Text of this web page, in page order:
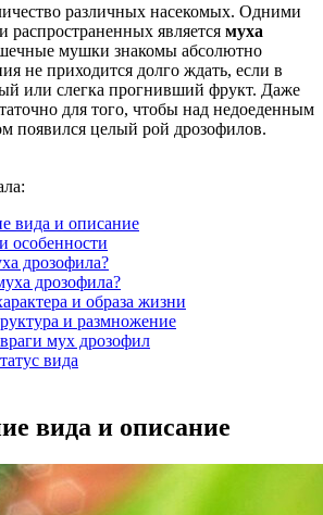
различных насекомых. Одними
распространенных является муха
мушки знакомы абсолютно
не приходится долго ждать, если в
или слегка прогнивший фрукт. Даже
для того, чтобы над недоеденным
появился целый рой дрозофилов.
вида и описание
особенности
дрозофила?
дрозофила?
и образа жизни
и размножение
мух дрозофил
вида
вида и описание